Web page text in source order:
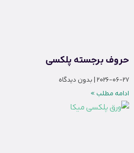
حروف برجسته پلکسی
2026-06-27 بدون دیدگاه
ادامه مطلب »